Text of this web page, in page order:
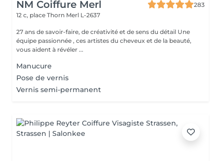
NM Coiffure Merl
283
12 c, place Thorn Merl L-2637
27 ans de savoir-faire, de créativité et de sens du détail Une
équipe passionnée , ces artistes du cheveux et de la beauté,
vous aident à révéler ...
Manucure
Pose de vernis
Vernis semi-permanent